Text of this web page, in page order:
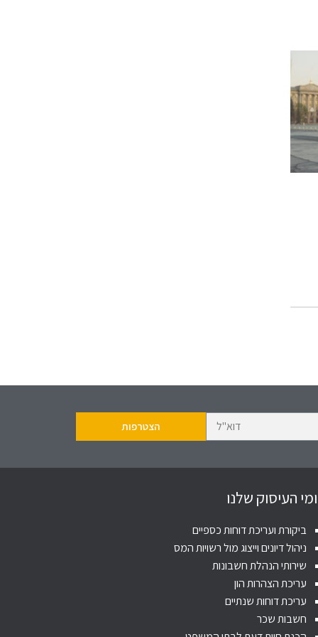
העיסוק שלנו
ביקורת ועריכת דוחות כספיים
ניהול דיונים וייצוג מול רשויות המס
שירותי הנהלת חשבונות
עריכת הצהרות הון
עריכת דוחות שנתיים
חשבות שכר